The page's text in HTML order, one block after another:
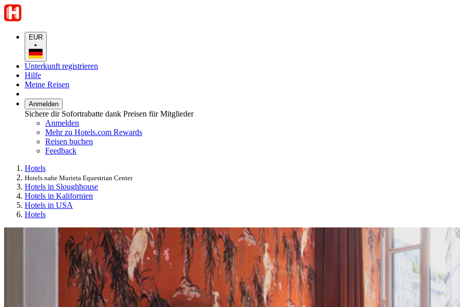
EUR
•
Unterkunft registrieren
Hilfe
Meine Reisen
Anmelden
Sichere dir Sofortrabatte dank Preisen für Mitglieder
Anmelden
Mehr zu Hotels.com Rewards
Reisen buchen
Feedback
Hotels
Hotels nahe Murieta Equestrian Center
Hotels in Sloughhouse
Hotels in Kalifornien
Hotels in USA
Hotels